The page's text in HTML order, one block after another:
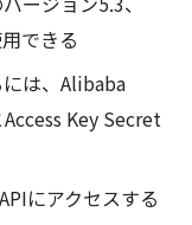
できる
は、Alibaba
Key Secret
にアクセスする